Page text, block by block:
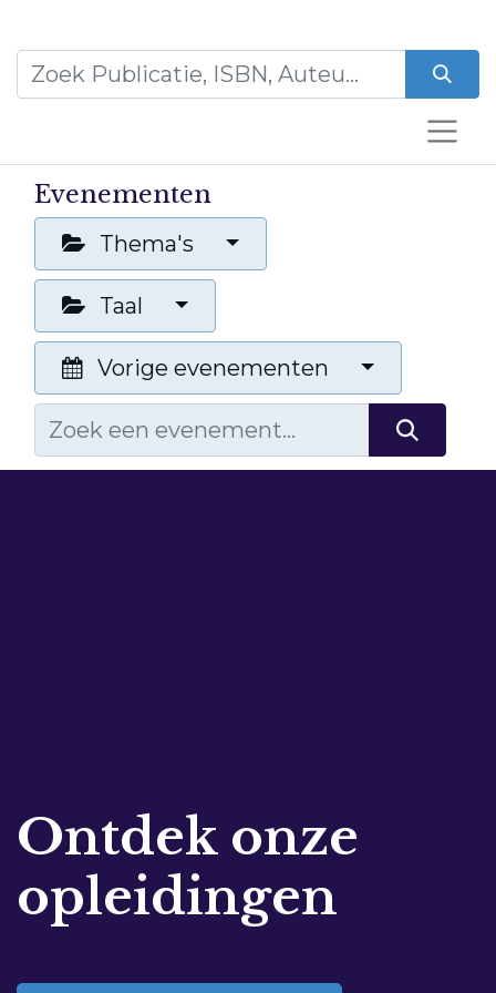
Evenementen
Thema's
Taal
Vorige evenementen
Ontdek onze
opleidingen